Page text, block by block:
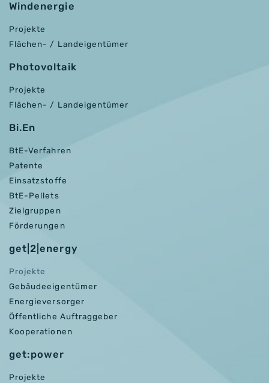
Windenergie
Projekte
Flächen- / Landeigentümer
Photovoltaik
Projekte
Flächen- / Landeigentümer
Bi.En
BtE-Verfahren
Patente
Einsatzstoffe
BtE-Pellets
Zielgruppen
Förderungen
get|2|energy
Projekte
Gebäudeeigentümer
Energieversorger
Öffentliche Auftraggeber
Kooperationen
get:power
Projekte